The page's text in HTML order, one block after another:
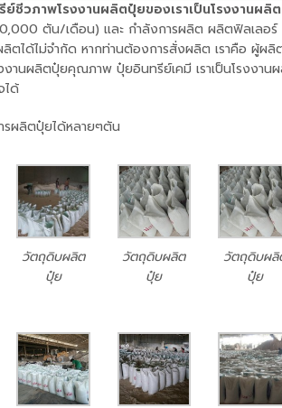
ชีวภาพโรงงานผลิตปุ๋ยของเราเป็นโรงงานผลิ
ตัน/เดือน) และ กำลังการผลิต ผลิตฟิลเลอร์
ด้ไม่จำกัด หากท่านต้องการสั่งผลิต เราคือ ผู้ผลิ
านผลิตปุ๋ยคุณภาพ ปุ๋ยอินทรีย์เคมี เราเป็นโรงงาน
ได้
รผลิตปุ๋ยได้หลายๆตัน
วัตถุดิบผลิต
ปุ๋ย
วัตถุดิบผลิต
ปุ๋ย
วัตถุดิบผ
ปุ๋ย